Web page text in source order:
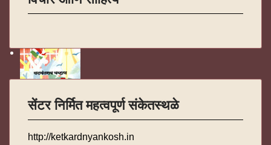
सेंटर निर्मित महत्वपूर्ण संकेतस्थळे
http://ketkardnyankosh.in